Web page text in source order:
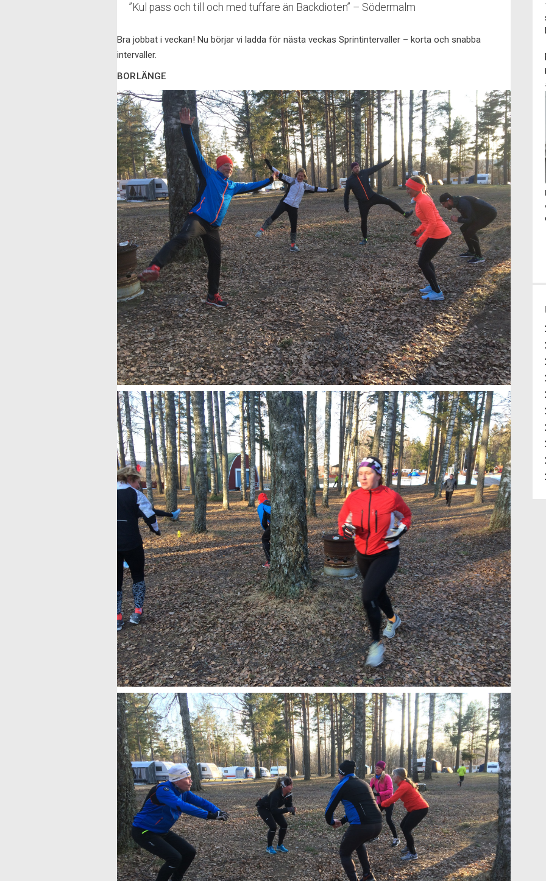
”Kul pass och till och med tuffare än Backdioten” – Södermalm
Bra jobbat i veckan! Nu börjar vi ladda för nästa veckas Sprintintervaller – korta och snabba
intervaller.
BORLÄNGE